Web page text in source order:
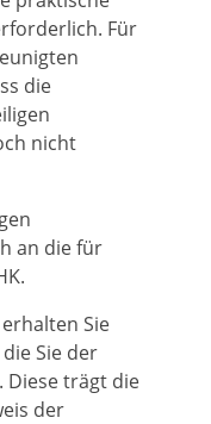
Für
gten
die
nicht
an die für
Sie
Sie der
Diese trägt die
der